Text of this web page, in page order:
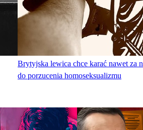
Brytyjska lewica chce karać nawet za
do porzucenia homoseksualizmu